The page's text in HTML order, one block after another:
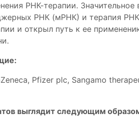
РНК-терапии. Значительное
РНК (мРНК) и терапия
и открыл путь к ее
Pfizer plc, Sangamo
выглядит следующим